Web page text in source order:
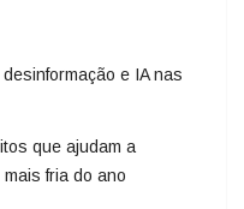
e IA nas
que ajudam a
fria do ano